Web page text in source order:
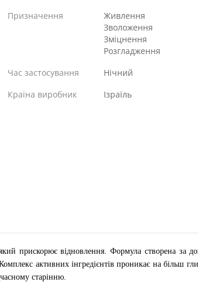
Призначення
Живлення
Зволоження
Зміцнення
Розгладження
Час застосування
Нічний
Країна виробник
Ізраїль
прискорює відновлення. Формула створена за
активних інгредієнтів проникає на більш
старінню.